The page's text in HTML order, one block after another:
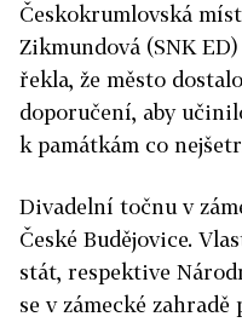
Českokrumlovská
Zikmundová (SNK
řekla, že město
doporučení, aby
k památkám co
Divadelní točnu v
České Budějovice.
stát, respektive
se v zámecké zahradě